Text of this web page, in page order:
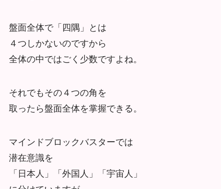
盤面全体で「四隅」とは
４つしかないのですから
全体の中ではごく少数ですよね。
それでもその４つの角を
取ったら盤面全体を掌握できる。
マインドブロックバスターでは
潜在意識を
「日本人」「外国人」「宇宙人」